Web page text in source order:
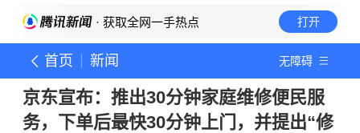
· 获取全网一手热点 打开
首页 新闻 无障碍
京东宣布：推出30分钟家庭维修便民服
务，下单后最快30分钟上门，并提出“修